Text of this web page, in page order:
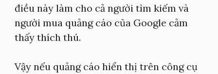
điều này làm cho cả người tìm kiếm và
người mua quảng cáo của Google cảm
thấy thích thú.
Vậy nếu quảng cáo hiển thị trên công cụ